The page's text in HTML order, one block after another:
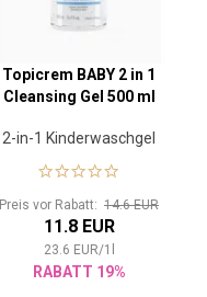
Topicrem BABY 2 in 1
Cleansing Gel 500 ml
2-in-1 Kinderwaschgel
Preis vor Rabatt: 14.6 EUR
11.8 EUR
23.6 EUR/1
RABATT 19%